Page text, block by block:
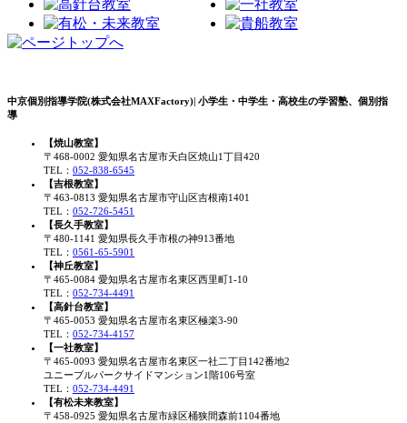
中京個別指導学院(株式会社MAXFactory)| 小学生・中学生・高校生の学習塾、個別指
導
【焼山教室】
〒468-0002 愛知県名古屋市天白区焼山1丁目420
TEL： 052-838-6545
【吉根教室】
〒463-0813 愛知県名古屋市守山区吉根南1401
TEL： 052-726-5451
【長久手教室】
〒480-1141 愛知県長久手市根の神913番地
TEL： 0561-65-5901
【神丘教室】
〒465-0084 愛知県名古屋市名東区西里町1-10
TEL： 052-734-4491
【高針台教室】
〒465-0053 愛知県名古屋市名東区極楽3-90
TEL： 052-734-4157
【一社教室】
〒465-0093 愛知県名古屋市名東区一社二丁目142番地2
ユニーブルパークサイドマンション1階106号室
TEL： 052-734-4491
【有松未来教室】
〒458-0925 愛知県名古屋市緑区桶狭間森前1104番地